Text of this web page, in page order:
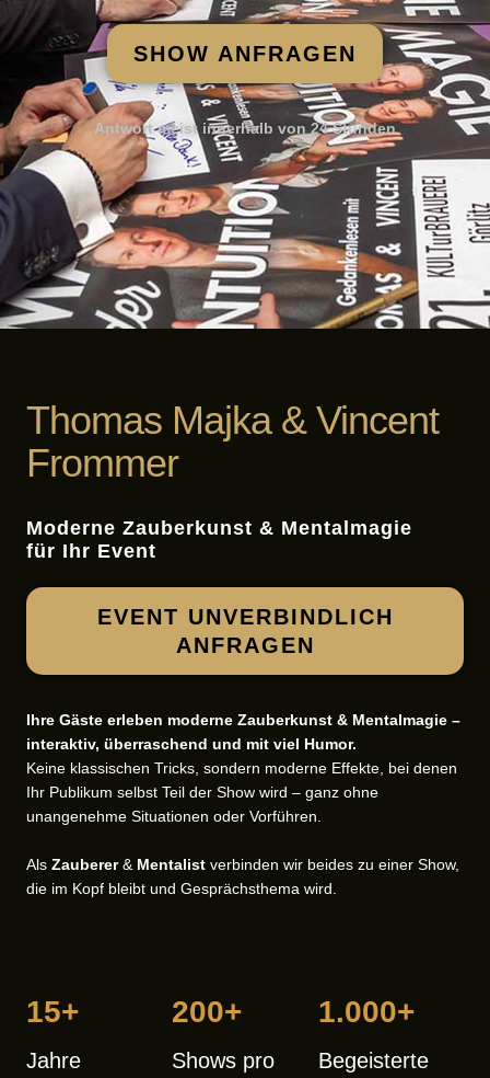
SHOW ANFRAGEN
Antwort meist innerhalb von 24 Stunden
Thomas Majka & Vincent
Frommer
Moderne Zauberkunst & Mentalmagie
für Ihr Event
EVENT UNVERBINDLICH
ANFRAGEN
Ihre Gäste erleben moderne Zauberkunst & Mentalmagie –
interaktiv, überraschend und mit viel Humor.
Keine klassischen Tricks, sondern moderne Effekte, bei denen
Ihr Publikum selbst Teil der Show wird – ganz ohne
unangenehme Situationen oder Vorführen.
Als Zauberer& Mentalist verbinden wir beides zu einer Show,
die im Kopf bleibt und Gesprächsthema wird.
Jahre
15+
Shows pro
200+
Begeisterte
1.000+